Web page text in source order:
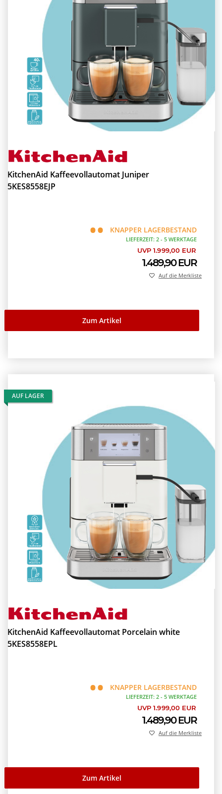
KitchenAid Kaffeevollautomat Juniper
5KES8558EJP
KNAPPER LAGERBESTAND
LIEFERZEIT: 2 - 5 WERKTAGE
UVP 1.999,00 EUR
1.489,90 EUR
Zum Artikel
Auf die Merkliste
AUF LAGER
KitchenAid Kaffeevollautomat Porcelain white
5KES8558EPL
KNAPPER LAGERBESTAND
LIEFERZEIT: 2 - 5 WERKTAGE
UVP 1.999,00 EUR
1.489,90 EUR
Zum Artikel
Auf die Merkliste